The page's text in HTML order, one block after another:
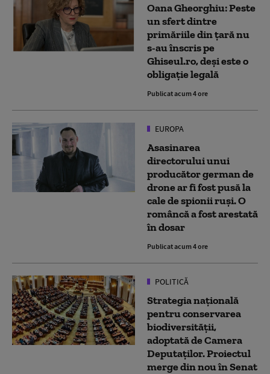
Oana Gheorghiu: Peste
un sfert dintre
primăriile din țară nu
s-au înscris pe
Ghiseul.ro, deși este o
obligație legală
Publicat acum 4 ore
EUROPA
Asasinarea
directorului unui
producător german de
drone ar fi fost pusă la
cale de spionii ruși. O
româncă a fost arestată
în dosar
Publicat acum 4 ore
POLITICĂ
Strategia naţională
pentru conservarea
biodiversităţii,
adoptată de Camera
Deputaților. Proiectul
merge din nou în Senat